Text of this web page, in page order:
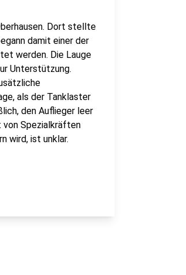
Dort stellte
damit einer der
werden. Die Lauge
Unterstützung.
als der Tanklaster
den Auflieger leer
von Spezialkräften
wird, ist unklar.